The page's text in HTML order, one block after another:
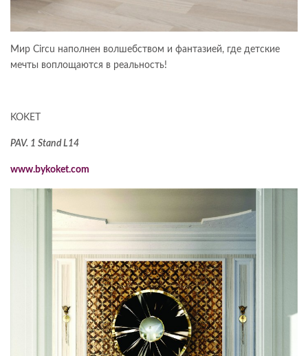
Мир Circu наполнен волшебством и фантазией, где детские
мечты воплощаются в реальность!
KOKET
PAV. 1 Stand L14
www.bykoket.com